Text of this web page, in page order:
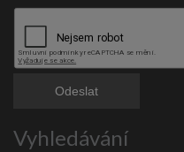
Vyhledávání